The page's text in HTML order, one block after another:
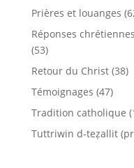
Prières et louanges
Réponses
(53)
Retour du Christ(38)
Témoignages (47)
Tradition catholique
Tuttriwin d-teẓallit